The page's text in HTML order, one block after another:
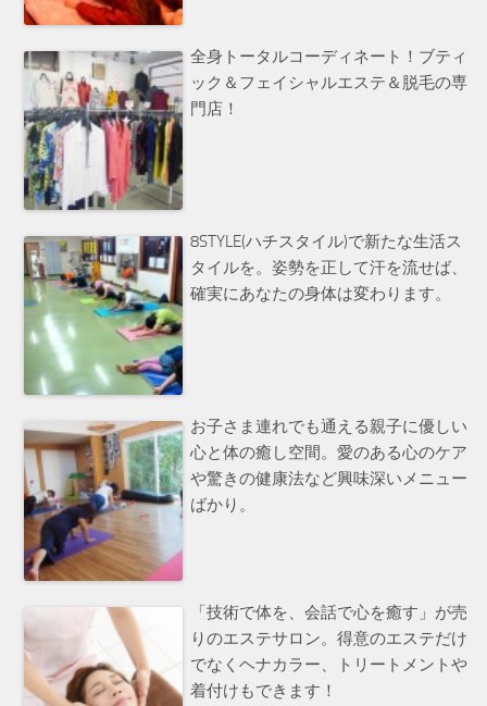
全身トータルコーディネート！ブティ
ック＆フェイシャルエステ＆脱毛の専
門店！
8STYLE(ハチスタイル)で新たな生活ス
タイルを。姿勢を正して汗を流せば、
確実にあなたの身体は変わります。
お子さま連れでも通える親子に優しい
心と体の癒し空間。愛のある心のケア
や驚きの健康法など興味深いメニュー
ばかり。
「技術で体を、会話で心を癒す」が売
りのエステサロン。得意のエステだけ
でなくヘナカラー、トリートメントや
着付けもできます！